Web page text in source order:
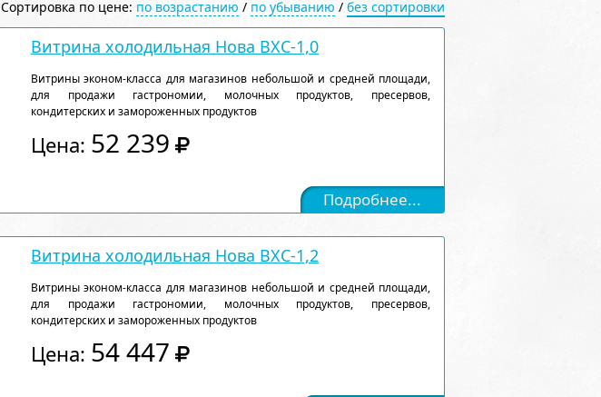
Сортировка по цене: по возрастанию / по убыванию / без сортировки
Витрина холодильная Нова ВХС-1,0
Витрины эконом-класса для магазинов небольшой и средней площади,
для продажи гастрономии, молочных продуктов, пресервов,
кондитерских и замороженных продуктов
Цена: 52 239
Подробнее...
Витрина холодильная Нова ВХС-1,2
Витрины эконом-класса для магазинов небольшой и средней площади,
для продажи гастрономии, молочных продуктов, пресервов,
кондитерских и замороженных продуктов
Цена: 54 447